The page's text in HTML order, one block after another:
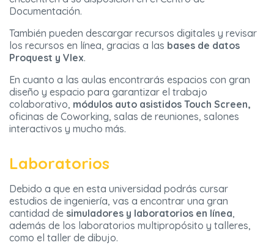
Documentación.
También pueden descargar recursos digitales y revisar
los recursos en línea, gracias a las bases de datos
Proquest y Vlex.
En cuanto a las aulas encontrarás espacios con gran
diseño y espacio para garantizar el trabajo
colaborativo, módulos auto asistidos Touch Screen,
oficinas de Coworking, salas de reuniones, salones
interactivos y mucho más.
Laboratorios
Debido a que en esta universidad podrás cursar
estudios de ingeniería, vas a encontrar una gran
cantidad de simuladores y laboratorios en línea,
además de los laboratorios multipropósito y talleres,
como el taller de dibujo.